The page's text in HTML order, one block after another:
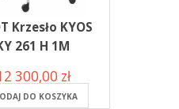
Krzesło KYOS
261 H 1M
300,00 zł
DO KOSZYKA